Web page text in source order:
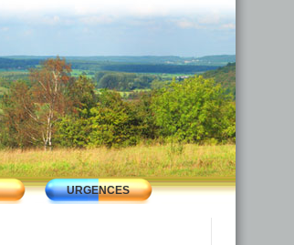
URGENCES